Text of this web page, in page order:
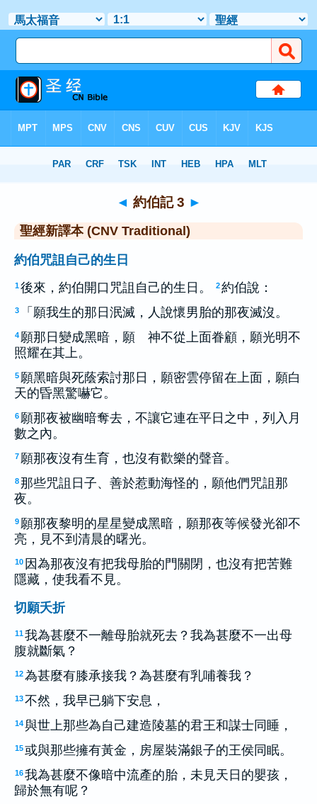
> 約伯記 3
◄ 約伯記 3 ►
聖經新譯本 (CNV Traditional)
約伯咒詛自己的生日
1後來，約伯開口咒詛自己的生日。 2約伯說：
3 「願我生的那日泯滅，人說懷男胎的那夜滅沒。
4 願那日變成黑暗，願 神不從上面眷顧，願光明不
照耀在其上。
5 願黑暗與死蔭索討那日，願密雲停留在上面，願白
天的昏黑驚嚇它。
6 願那夜被幽暗奪去，不讓它連在平日之中，列入月
數之內。
7 願那夜沒有生育，也沒有歡樂的聲音。
8那些咒詛日子、善於惹動海怪的，願他們咒詛那
夜。
9 願那夜黎明的星星變成黑暗，願那夜等候發光卻不
亮，見不到清晨的曙光。
10 因為那夜沒有把我母胎的門關閉，也沒有把苦難
隱藏，使我看不見。
切願夭折
11我為甚麼不一離母胎就死去？我為甚麼不一出母
腹就斷氣？
12為甚麼有膝承接我？為甚麼有乳哺養我？
13不然，我早已躺下安息，
14與世上那些為自己建造陵墓的君王和謀士同睡，
15或與那些擁有黃金，房屋裝滿銀子的王侯同眠。
16我為甚麼不像暗中流產的胎，未見天日的嬰孩，
歸於無有呢？